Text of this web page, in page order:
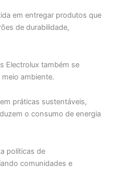
em entregar produtos que
de durabilidade,
Electrolux também se
ambiente.
práticas sustentáveis,
o consumo de energia
políticas de
comunidades e